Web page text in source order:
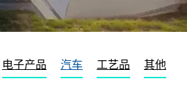
电子产品 汽车 工艺品 其他